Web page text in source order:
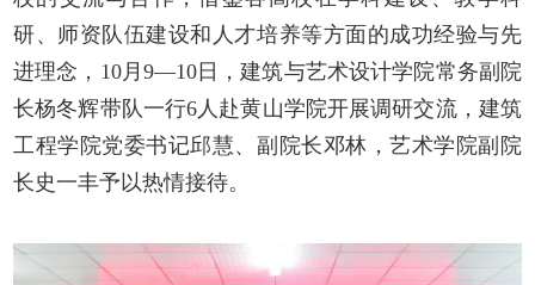
研、师资队伍建设和人才培养等方面的成功经验与先
进理念， 10月9—10日，建筑与艺术设计学院常务副院
长杨冬辉带队一行6人赴黄山学院开展调研交流，建筑
工程学院党委书记邱慧、副院长邓林，艺术学院副院
长史一丰予以热情接待。